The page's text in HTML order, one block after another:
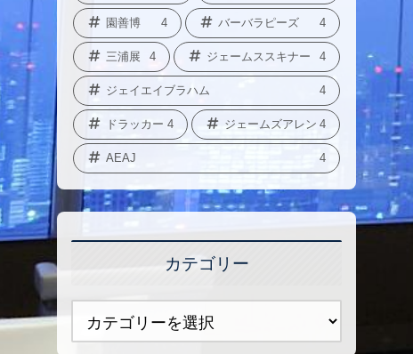
園善博 4 バーバラピーズ 4
三浦展 4 ジェームススキナー 4
ジェイエイブラハム 4
ドラッカー 4 ジェームズアレン 4
AEAJ 4
カテゴリー